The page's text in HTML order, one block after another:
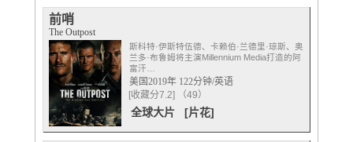
前哨
The Outpost
斯科特·伊斯特伍德、卡赖伯·兰德里·琼斯、奥
兰多·布鲁姆将主演Millennium Media打造的阿
富汗…
美国2019年 122分钟/英语
[收藏分7.2] （49）
全球大片 [片花]